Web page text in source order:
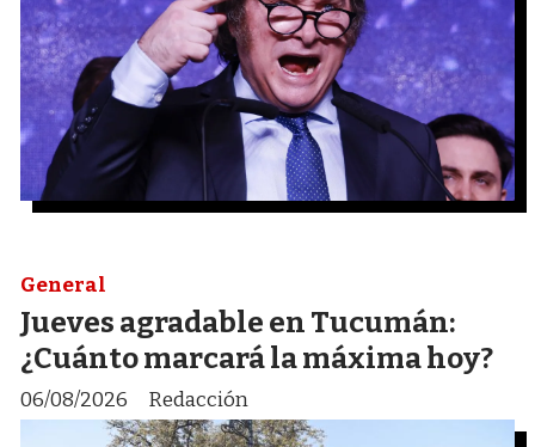
Jueves agradable en Tucumán:
¿Cuánto marcará la máxima hoy?
Redacción
General
06/08/2026